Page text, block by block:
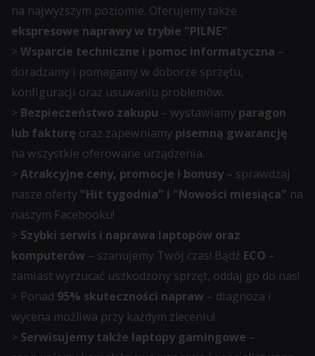
na najwyższym poziomie. Oferujemy także
ekspresowe naprawy w trybie "PILNE".
>Wsparcie techniczne i pomoc informatyczna –
doradzamy i pomagamy w doborze sprzętu,
konfiguracji oraz usuwaniu problemów.
> Bezpieczeństwo zakupu – wystawiamy paragon
lub fakturę oraz zapewniamy pisemną gwarancję
na wszystkie oferowane urządzenia.
>Atrakcyjne ceny, promocje i bonusy – sprawdzaj
nasze oferty "Hit tygodnia" i "Nowości miesiąca" na
naszym Facebooku!
> Szybki serwis i naprawa laptopów oraz
komputerów – szanujemy Twój czas! Bądź ECO –
zamiast wyrzucać uszkodzony sprzęt, oddaj go do nas!
> Ponad 95% skuteczności napraw – diagnoza i
wycena możliwa przy każdym zleceniu!
> Serwisujemy także laptopy gamingowe –
zazwyczaj
pośrednictwem
prywatności
umożliwiają
usuwanie
przechowywanych
ciasteczek
momencie.